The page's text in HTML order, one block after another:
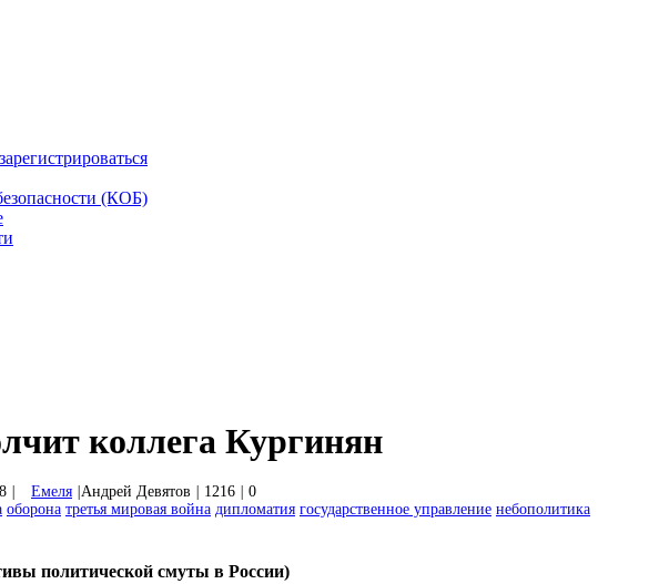
зарегистрироваться
(КОБ)
коллега Кургинян
Емеля Андрей Девятов 1216
0
оборона третья мировая война дипломатия государственное управление небополитика
политической смуты в России)